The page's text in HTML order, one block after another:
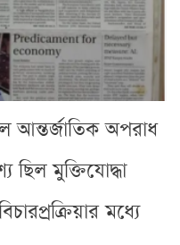
আন্তর্জাতিক অপরাধ
ছিল মুক্তিযোদ্ধা
মধ্যে